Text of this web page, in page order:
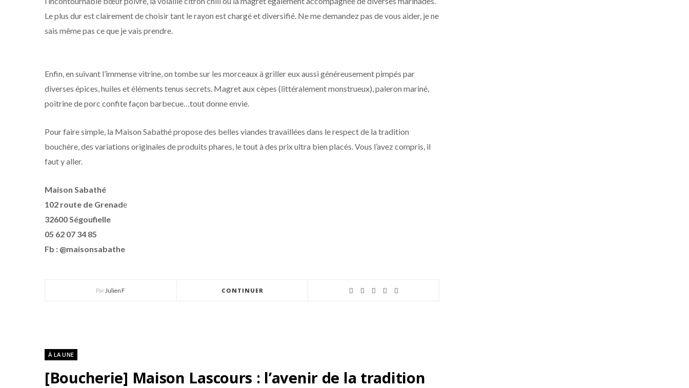
Le plus dur est clairement de choisir tant le rayon est chargé et diversifié. Ne me demandez pas de vous aider, je ne
sais même pas ce que je vais prendre.
Enfin, en suivant l’immense vitrine, on tombe sur les morceaux à griller eux aussi généreusement pimpés par
diverses épices, huiles et éléments tenus secrets. Magret aux cèpes (littéralement monstrueux), paleron mariné,
poitrine de porc confite façon barbecue…tout donne envie.
Pour faire simple, la Maison Sabathé propose des belles viandes travaillées dans le respect de la tradition
bouchère, des variations originales de produits phares, le tout à des prix ultra bien placés. Vous l’avez compris, il
faut y aller.
Maison Sabathé
102 route de Grenade
32600 Ségoufielle
05 62 07 34 85
Fb : @maisonsabathe
ParJulien F CONTINUER
À LA UNE
[Boucherie] Maison Lascours : l’avenir de la tradition